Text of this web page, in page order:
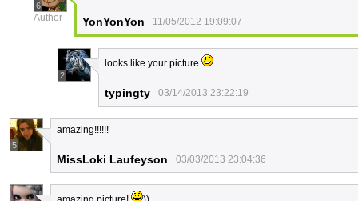
6
Author YonYonYon 11/05/2012 19:09:07
2
looks like your picture
typingty 03/14/2013 23:22:19
5
amazing!!!!!!
MissLoki Laufeyson 03/03/2013 23:04:36